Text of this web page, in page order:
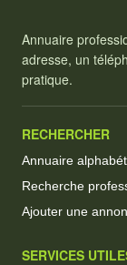
Annuaire
adresse, un
pratique.
RECHERCHER
Annuaire
Recherche
Ajouter une
SERVICES